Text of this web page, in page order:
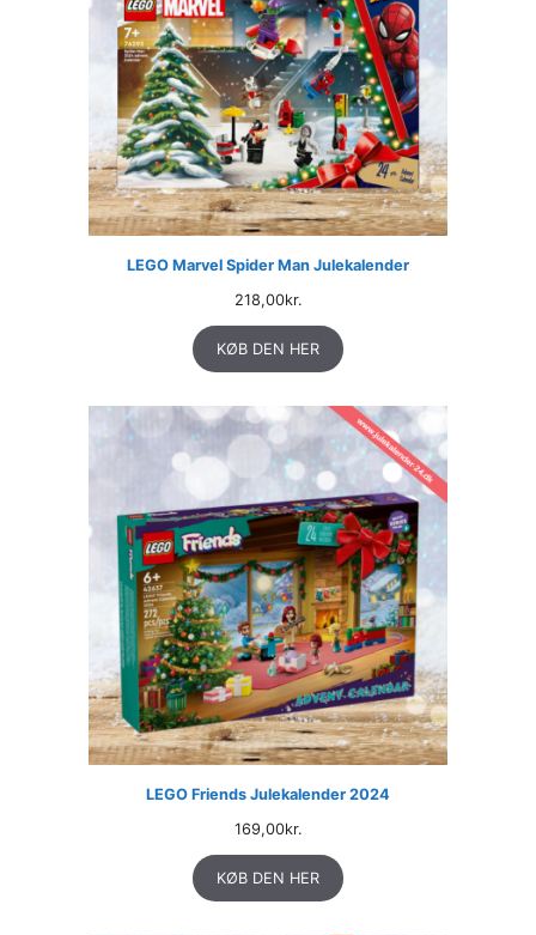
LEGO Marvel Spider Man Julekalender
218,00kr.
KØB DEN HER
LEGO Friends Julekalender 2024
169,00kr.
KØB DEN HER